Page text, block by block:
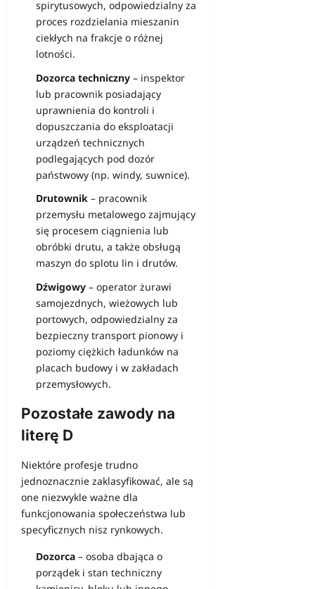
spirytusowych, odpowiedzialny za
proces rozdzielania mieszanin
ciekłych na frakcje o różnej
lotności.
Dozorca techniczny – inspektor
lub pracownik posiadający
uprawnienia do kontroli i
dopuszczania do eksploatacji
urządzeń technicznych
podlegających pod dozór
państwowy (np. windy, suwnice).
Drutownik – pracownik
przemysłu metalowego zajmujący
się procesem ciągnienia lub
obróbki drutu, a także obsługą
maszyn do splotu lin i drutów.
Dźwigowy – operator żurawi
samojezdnych, wieżowych lub
portowych, odpowiedzialny za
bezpieczny transport pionowy i
poziomy ciężkich ładunków na
placach budowy i w zakładach
przemysłowych.
Pozostałe zawody na
literę D
Niektóre profesje trudno
jednoznacznie zaklasyfikować, ale są
one niezwykle ważne dla
funkcjonowania społeczeństwa lub
specyficznych nisz rynkowych.
Dozorca – osoba dbająca o
porządek i stan techniczny